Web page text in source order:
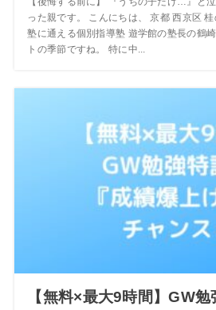
った親です。 こんにちは、 京都 西京区
塾に通える個別指導塾 遊学館の塾長の鶴
トの季節ですね。 特に中...
【無料×最大9時間】GW